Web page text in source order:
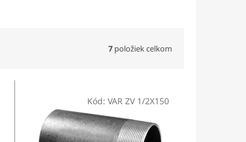
7 položiek celkom
Kód: VAR ZV 1/2X150